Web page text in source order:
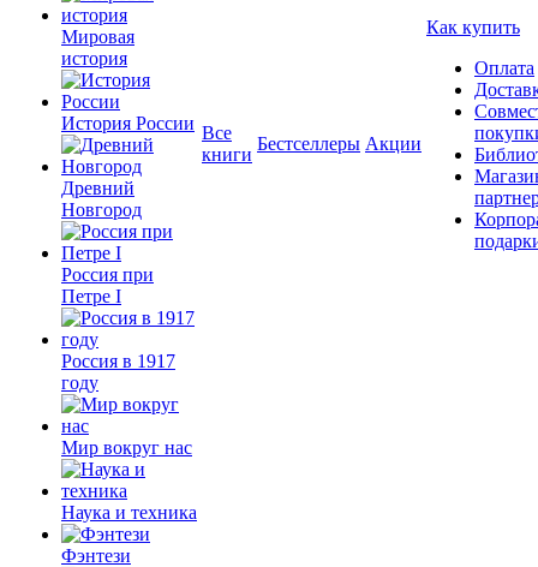
Мировая
история
История России
Древний
Новгород
Россия при
Петре I
Россия в 1917
году
Мир вокруг нас
Наука и техника
Фэнтези
Все
книги
Бестселлеры Акции
Как купить
Оплата